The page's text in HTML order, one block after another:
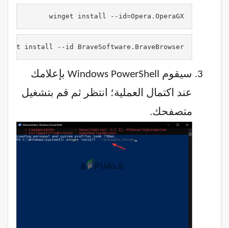
winget install --id=Opera.OperaGX
install --id BraveSoftware.BraveBrowser
سيقوم Windows PowerShell بإعلامك
عند اكتمال العملية؛ انتظر ثم قم بتشغيل
متصفحك.